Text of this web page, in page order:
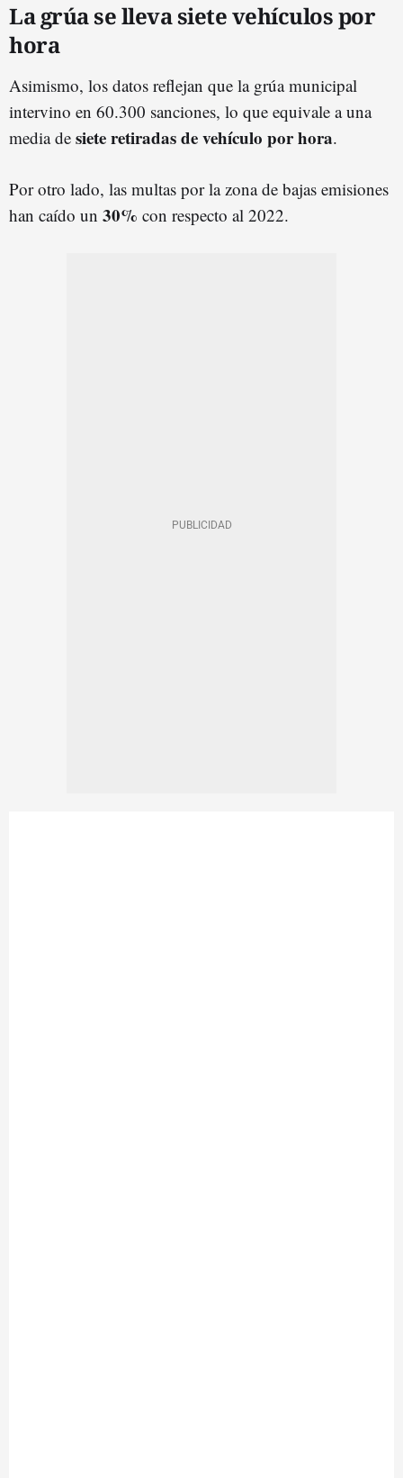
La grúa se lleva siete vehículos por
hora
Asimismo, los datos reflejan que la grúa municipal
intervino en 60.300 sanciones, lo que equivale a una
media de siete retiradas de vehículo por hora.
Por otro lado, las multas por la zona de bajas emisiones
han caído un 30% con respecto al 2022.